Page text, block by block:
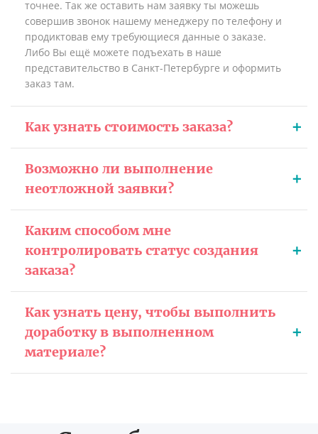
точнее. Так же оставить нам заявку ты можешь
совершив звонок нашему менеджеру по телефону и
продиктовав ему требующиеся данные о заказе.
Либо Вы ещё можете подъехать в наше
представительство в Санкт-Петербурге и оформить
заказ там.
Как узнать стоимость заказа?
Возможно ли выполнение
неотложной заявки?
Каким способом мне
контролировать статус создания
заказа?
Как узнать цену, чтобы выполнить
доработку в выполненном
материале?